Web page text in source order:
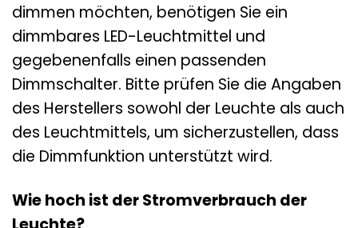
dimmen möchten, benötigen Sie ein
dimmbares LED-Leuchtmittel und
gegebenenfalls einen passenden
Dimmschalter. Bitte prüfen Sie die Angaben
des Herstellers sowohl der Leuchte als auch
des Leuchtmittels, um sicherzustellen, dass
die Dimmfunktion unterstützt wird.
Wie hoch ist der Stromverbrauch der